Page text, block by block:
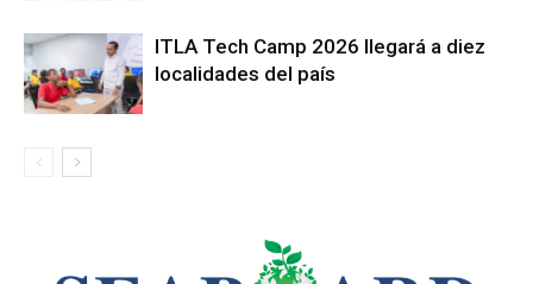
ITLA Tech Camp 2026 llegará a diez
localidades del país